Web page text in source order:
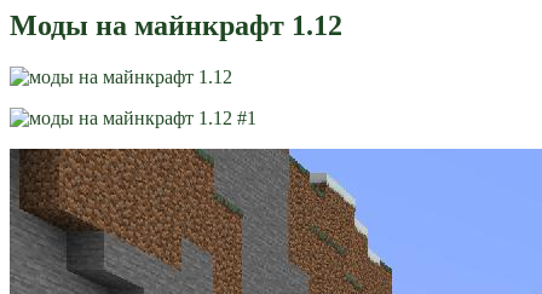
Моды на майнкрафт 1.12